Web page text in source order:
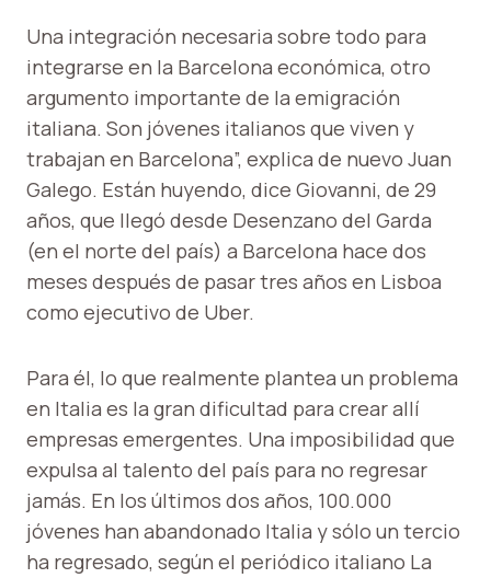
Una integración necesaria sobre todo para
integrarse en la Barcelona económica, otro
argumento importante de la emigración
italiana. Son jóvenes italianos que viven y
trabajan en Barcelona”, explica de nuevo Juan
Galego. Están huyendo, dice Giovanni, de 29
años, que llegó desde Desenzano del Garda
(en el norte del país) a Barcelona hace dos
meses después de pasar tres años en Lisboa
como ejecutivo de Uber.
Para él, lo que realmente plantea un problema
en Italia es la gran dificultad para crear allí
empresas emergentes. Una imposibilidad que
expulsa al talento del país para no regresar
jamás. En los últimos dos años, 100.000
jóvenes han abandonado Italia y sólo un tercio
ha regresado, según el periódico italiano La